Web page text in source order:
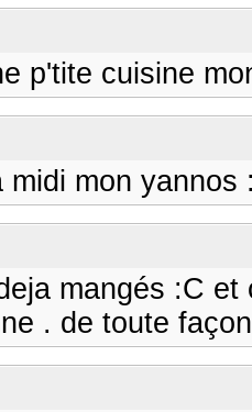
p'tite cuisine
midi mon yannos
mangés :C
. de toute